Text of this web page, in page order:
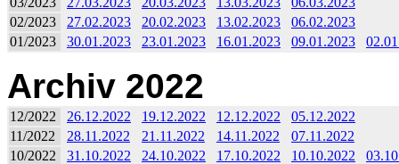
02/2023
27.02.2023 20.02.2023 13.02.2023
06.02.2023
01/2023
30.01.2023 23.01.2023 16.01.2023 09.01.2023
Archiv 2022
12/2022 26.12.2022 19.12.2022 12.12.2022
05.12.2022
11/2022
28.11.2022 21.11.2022 14.11.2022
07.11.2022
10/2022
31.10.2022 24.10.2022 17.10.2022 10.10.2022